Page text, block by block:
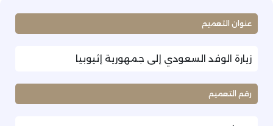
عنوان التعميم
زيارة الوفد السعودي إلى جمهورية إثيوبيا
رقم التعميم